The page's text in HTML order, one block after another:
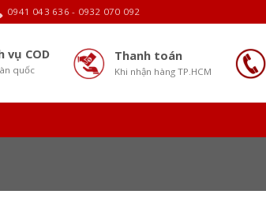
0941 043 636 - 0932 070 092
vụ COD
quốc
Thanh toán
Khi nhận hàng TP.HCM